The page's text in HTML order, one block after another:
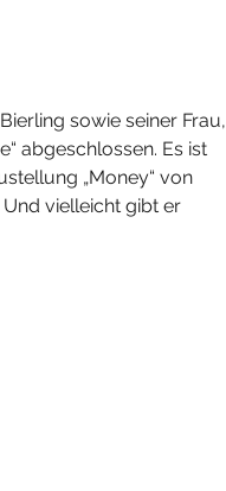
sowie seiner Frau,
abgeschlossen. Es ist
„Money“ von
vielleicht gibt er